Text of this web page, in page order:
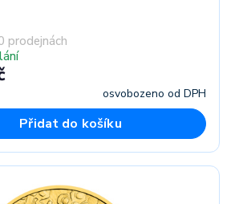
prodejnách
osvobozeno od DPH
Přidat do košíku